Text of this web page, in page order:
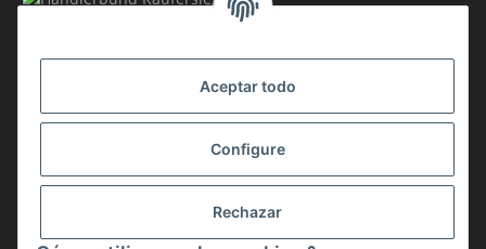
Aceptar todo
Configure
Rechazar
Desistir del contrato